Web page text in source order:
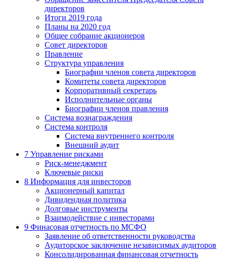
директоров
Итоги 2019 года
Планы на 2020 год
Общее собрание акционеров
Совет директоров
Правление
Структура управления
Биографии членов совета директоров
Комитеты совета директоров
Корпоративный секретарь
Исполнительные органы
Биографии членов правления
Система вознаграждения
Система контроля
Система внутреннего контроля
Внешний аудит
7 Управление рисками
Риск-менеджмент
Ключевые риски
8 Информация для инвесторов
Акционерный капитал
Дивидендная политика
Долговые инструменты
Взаимодействие с инвеcторами
9 Финасовая отчетность по МСФО
Заявление об ответственности руководства
Аудиторское заключение независимых аудиторов
Консолидированная финансовая отчетность